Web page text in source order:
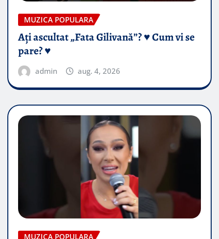
MUZICA POPULARA
Ați ascultat „Fata Gilivană”? ♥️ Cum vi se
pare? ♥️
admin aug. 4, 2026
MUZICA POPULARA